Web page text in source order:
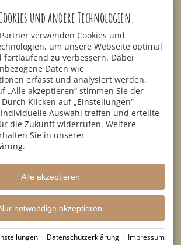
NETZWERK
Alpe Huberlesschwand
Mitanand
Tourismusmarketing
Golfregion Allgäu
Vierplätzetournee
Facebook
Instagram
YouTube
Gastfreund
und andere Technologien.
verwenden Cookies und
um unsere Webseite optimal
fortlaufend zu verbessern. Dabei
Daten wie
erfasst und analysiert werden.
„Alle akzeptieren“ stimmen Sie der
Klicken auf „Einstellungen“
individuelle Auswahl treffen und erteilte
die Zukunft widerrufen. Weitere
Sie in unserer
Alle akzeptieren
notwendige akzeptieren
· Datenschutzerklärung · Impressum